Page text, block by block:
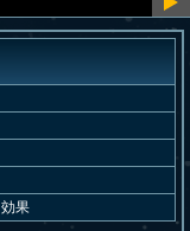
効果